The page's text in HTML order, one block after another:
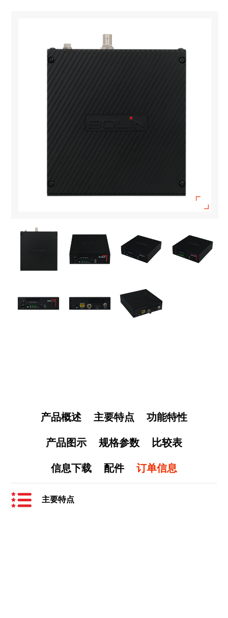
产品概述 主要特点
功能特性
产品图示
规格参数
比较表
信息下载
配件 订单信息
主要特点